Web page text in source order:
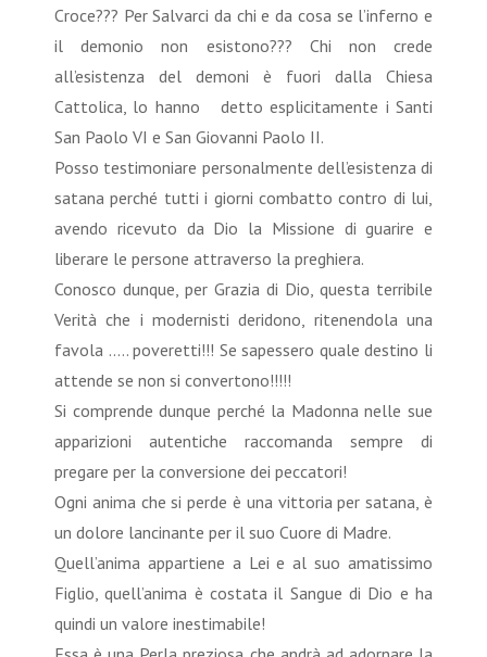
Croce??? Per Salvarci da chi e da cosa se l’inferno e
il demonio non esistono??? Chi non crede
all’esistenza del demoni è fuori dalla Chiesa
Cattolica, lo hanno detto esplicitamente i Santi
San Paolo VI e San Giovanni Paolo II.
Posso testimoniare personalmente dell’esistenza di
satana perché tutti i giorni combatto contro di lui,
avendo ricevuto da Dio la Missione di guarire e
liberare le persone attraverso la preghiera.
Conosco dunque, per Grazia di Dio, questa terribile
Verità che i modernisti deridono, ritenendola una
favola ….. poveretti!!! Se sapessero quale destino li
attende se non si convertono!!!!!
Si comprende dunque perché la Madonna nelle sue
apparizioni autentiche raccomanda sempre di
pregare per la conversione dei peccatori!
Ogni anima che si perde è una vittoria per satana, è
un dolore lancinante per il suo Cuore di Madre.
Quell’anima appartiene a Lei e al suo amatissimo
Figlio, quell’anima è costata il Sangue di Dio e ha
quindi un valore inestimabile!